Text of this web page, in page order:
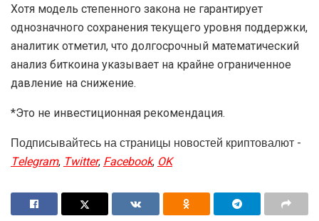
Хотя модель степенного закона не гарантирует
однозначного сохранения текущего уровня поддержки,
аналитик отметил, что долгосрочный математический
анализ биткоина указывает на крайне ограниченное
давление на снижение.
*Это не инвестиционная рекомендация.
Подписывайтесь на страницы новостей криптовалют -
Telegram,Twitter,Facebook,OK